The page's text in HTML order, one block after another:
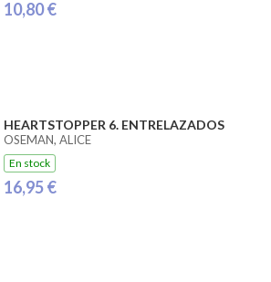
10,80 €
HEARTSTOPPER 6. ENTRELAZADOS
OSEMAN, ALICE
En stock
16,95 €